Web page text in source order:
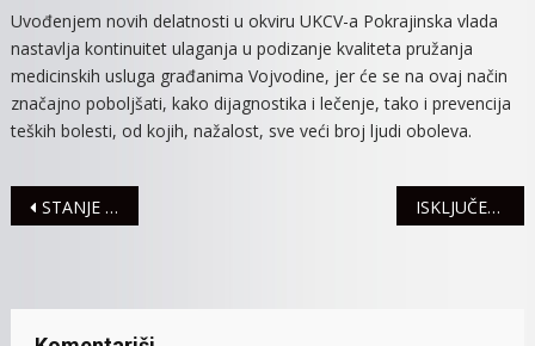
Uvođenjem novih delatnosti u okviru UKCV-a Pokrajinska vlada
nastavlja kontinuitet ulaganja u podizanje kvaliteta pružanja
medicinskih usluga građanima Vojvodine, jer će se na ovaj način
značajno poboljšati, kako dijagnostika i lečenje, tako i prevencija
teških bolesti, od kojih, nažalost, sve veći broj ljudi oboleva.
Navigacija
STANJE U SAOBRAĆAJU ISKLJUČENJA STRUJE ZA 9. i 10. AVGUST